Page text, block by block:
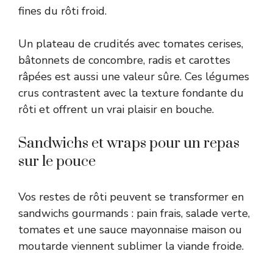
fines du rôti froid.
Un plateau de crudités avec tomates cerises,
bâtonnets de concombre, radis et carottes
râpées est aussi une valeur sûre. Ces légumes
crus contrastent avec la texture fondante du
rôti et offrent un vrai plaisir en bouche.
Sandwichs et wraps pour un repas
sur le pouce
Vos restes de rôti peuvent se transformer en
sandwichs gourmands : pain frais, salade verte,
tomates et une sauce mayonnaise maison ou
moutarde viennent sublimer la viande froide.